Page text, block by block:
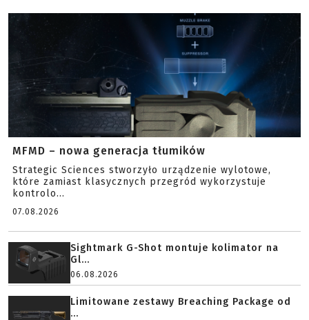
MFMD – nowa generacja tłumików
Strategic Sciences stworzyło urządzenie wylotowe,
które zamiast klasycznych przegród wykorzystuje
kontrolo...
07.08.2026
Sightmark G-Shot montuje kolimator na
Gl...
06.08.2026
Limitowane zestawy Breaching Package od
...